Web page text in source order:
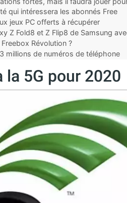
qui intéressera les abonnés Free
jeux PC offerts à récupérer
Z Fold8 et Z Flip8 de Samsung
Révolution ?
millions de numéros de téléphone
la 5G pour 2020